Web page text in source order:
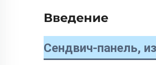
Введение
Сендвич-панель,